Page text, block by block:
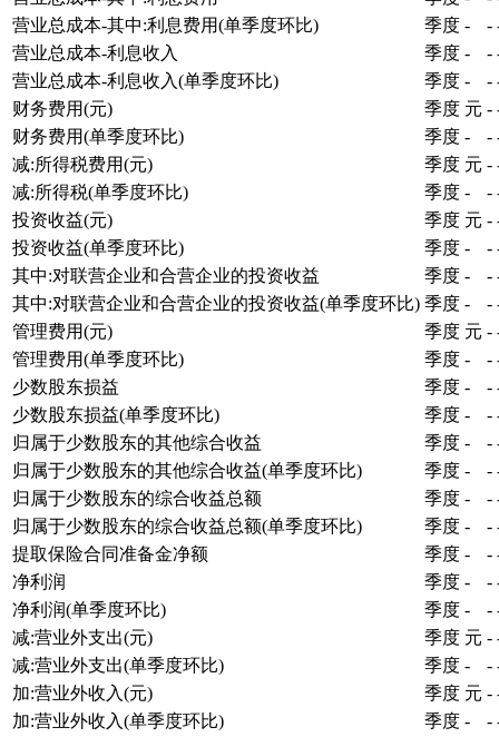
营业总成本-其中:利息费用(单季度环比)
季度 - -
营业总成本-利息收入
季度 - -
营业总成本-利息收入(单季度环比)
季度 - -
财务费用(元)
季度 元 -
财务费用(单季度环比)
季度 - -
减:所得税费用(元)
季度 元 -
减:所得税(单季度环比)
季度 - -
投资收益(元)
季度 元 -
投资收益(单季度环比)
季度 - -
其中:对联营企业和合营企业的投资收益
季度 - -
其中:对联营企业和合营企业的投资收益(单季度环比) 季度 - -
管理费用(元)
季度 元 -
管理费用(单季度环比)
季度 - -
少数股东损益
季度 - -
少数股东损益(单季度环比)
季度 - -
归属于少数股东的其他综合收益
季度 - -
归属于少数股东的其他综合收益(单季度环比)
季度 - -
归属于少数股东的综合收益总额
季度 - -
归属于少数股东的综合收益总额(单季度环比)
季度 - -
提取保险合同准备金净额
季度 - -
净利润
季度 - -
净利润(单季度环比)
季度 - -
减:营业外支出(元)
季度 元 -
减:营业外支出(单季度环比)
季度 - -
加:营业外收入(元)
季度 元 -
加:营业外收入(单季度环比)
季度 - -